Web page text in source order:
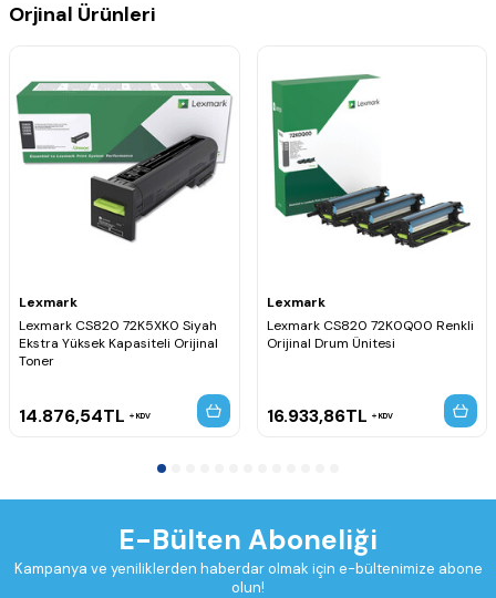
Orjinal Ürünleri
Lexmark
Lexmark CS820 72K5XK0 Siyah
Ekstra Yüksek Kapasiteli Orijinal
Toner
14.876,54TL KDV
Lexmark
Lexmark CS820 72K0Q00 Renkli
Orijinal Drum Ünitesi
16.933,86TL KDV
E-Bülten Aboneliği
Kampanya ve yeniliklerden haberdar olmak için e-bültenimize abone
olun!